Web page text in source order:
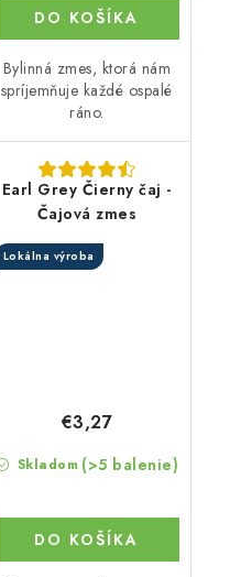
DO KOŠÍKA
Bylinná zmes, ktorá nám
spríjemňuje každé ospalé
ráno.
Earl Grey Čierny čaj -
Čajová zmes
Lokálna výroba
Skladom (>5 balenie)
€3,27
DO KOŠÍKA